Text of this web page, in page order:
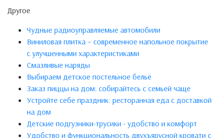
Другое
Чудные радиоуправляемые автомобили
Виниловая плитка – современное напольное покрытие
с улучшенными характеристиками
Смазливые наряды
Выбираем детское постельное бельё
Заказ пиццы на дом: собирайтесь с семьей чаще
Устройте себе праздник: ресторанная еда с доставкой
на дом
Детские подгузники-трусики - удобство и комфорт
Удобство и функциональность двухъярусной кровати с